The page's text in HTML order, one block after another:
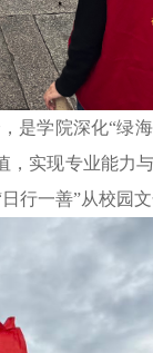
是学院深化“绿
实现专业能力
行一善”从校园